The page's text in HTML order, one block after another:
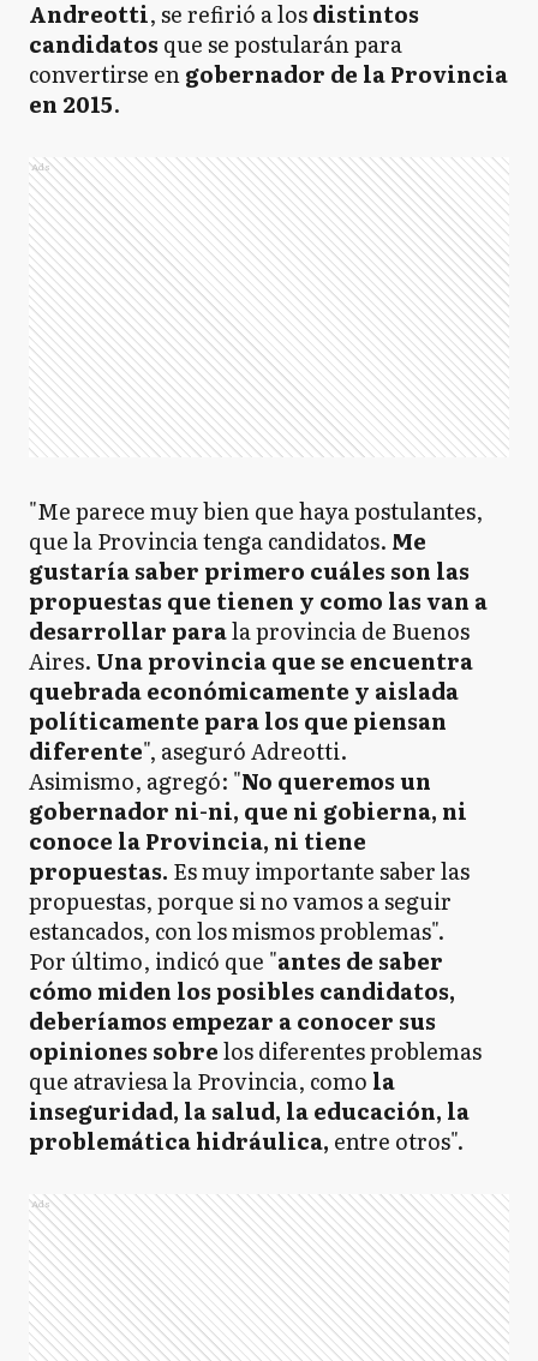
Andreotti, se refirió a losdistintos
candidatos que se postularán para
convertirse engobernador de la Provincia
en 2015.
Ads
"Me parece muy bien que haya postulantes,
que la Provincia tenga candidatos. Me
gustaría saber primero cuáles son las
propuestas que tienen y como las van a
desarrollar parala provincia de Buenos
Aires. Una provincia que se encuentra
quebrada económicamente y aislada
políticamente para los que piensan
diferente", aseguró Adreotti.
Asimismo, agregó: "No queremos un
gobernador ni-ni, que ni gobierna, ni
conoce la Provincia, ni tiene
propuestas. Es muy importante saber las
propuestas, porque si no vamos a seguir
estancados, con los mismos problemas".
Por último, indicó que "antes de saber
cómo miden los posibles candidatos,
deberíamos empezar a conocer sus
opiniones sobrelos diferentes problemas
que atraviesa la Provincia, como la
inseguridad, la salud, la educación, la
problemática hidráulica, entre otros".
Ads